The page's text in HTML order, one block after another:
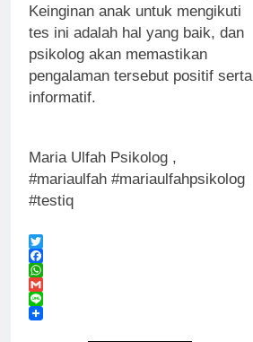
Keinginan anak untuk mengikuti
tes ini adalah hal yang baik, dan
psikolog akan memastikan
pengalaman tersebut positif serta
informatif.
Maria Ulfah Psikolog ,
#mariaulfah #mariaulfahpsikolog
#testiq
Twitter
Facebook
WhatsApp
Gmail
Line